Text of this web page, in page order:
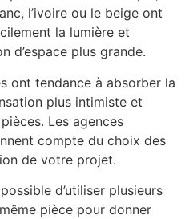
l’ivoire ou le beige ont
la lumière et
d’espace plus grande.
ont tendance à absorber la
plus intimiste et
Les agences
compte du choix des
de votre projet.
d’utiliser plusieurs
pièce pour donner